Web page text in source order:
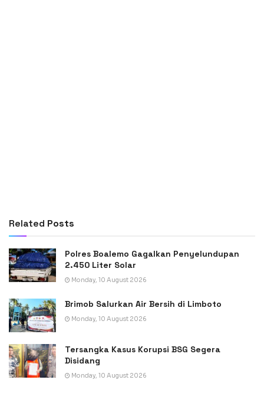
Related Posts
Polres Boalemo Gagalkan Penyelundupan
2.450 Liter Solar
Monday, 10 August 2026
Brimob Salurkan Air Bersih di Limboto
Monday, 10 August 2026
Tersangka Kasus Korupsi BSG Segera
Disidang
Monday, 10 August 2026